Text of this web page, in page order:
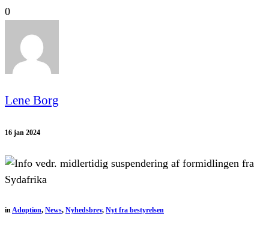
0
Lene Borg
16 jan 2024
inAdoption, News, Nyhedsbrev, Nyt fra bestyrelsen